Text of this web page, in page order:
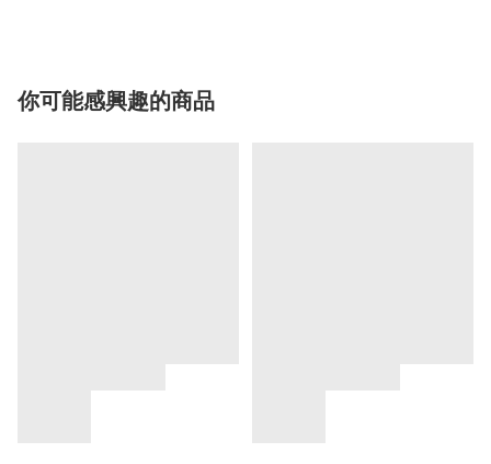
你可能感興趣的商品